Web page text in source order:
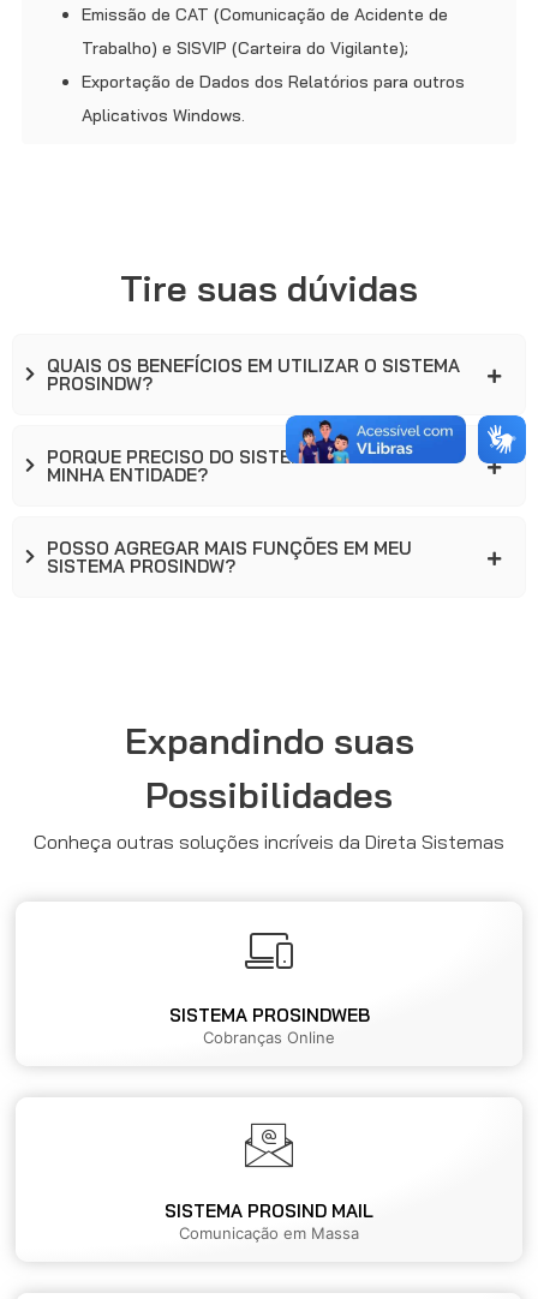
Emissão de CAT (Comunicação de Acidente de
Trabalho) e SISVIP (Carteira do Vigilante);
Exportação de Dados dos Relatórios para outros
Aplicativos Windows.
Tire suas dúvidas
QUAIS OS BENEFÍCIOS EM UTILIZAR O SISTEMA
PROSINDW?
PORQUE PRECISO DO SISTEMA PROSINDW EM
MINHA ENTIDADE?
POSSO AGREGAR MAIS FUNÇÕES EM MEU
SISTEMA PROSINDW?
Expandindo suas
Possibilidades
Conheça outras soluções incríveis da Direta Sistemas
SISTEMA PROSINDWEB
Cobranças Online
SISTEMA PROSIND MAIL
Comunicação em Massa